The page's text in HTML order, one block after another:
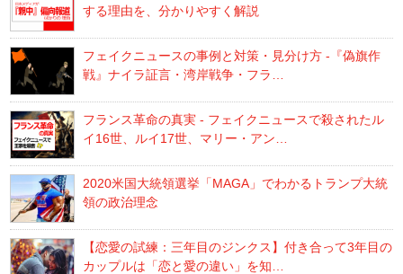
する理由を、分かりやすく解説
フェイクニュースの事例と対策・見分け方 -『偽旗作
戦』ナイラ証言・湾岸戦争・フラ…
フランス革命の真実 - フェイクニュースで殺されたル
イ16世、ルイ17世、マリー・アン…
2020米国大統領選挙「MAGA」でわかるトランプ大統
領の政治理念
【恋愛の試練：三年目のジンクス】付き合って3年目の
カップルは「恋と愛の違い」を知…